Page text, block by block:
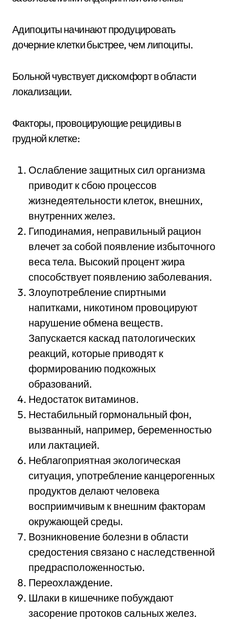
Адипоциты начинают продуцировать
дочерние клетки быстрее, чем липоциты.
Больной чувствует дискомфорт в области
локализации.
Факторы, провоцирующие рецидивы в
грудной клетке:
Ослабление защитных сил организма
приводит к сбою процессов
жизнедеятельности клеток, внешних,
внутренних желез.
Гиподинамия, неправильный рацион
влечет за собой появление избыточного
веса тела. Высокий процент жира
способствует появлению заболевания.
Злоупотребление спиртными
напитками, никотином провоцируют
нарушение обмена веществ.
Запускается каскад патологических
реакций, которые приводят к
формированию подкожных
образований.
Недостаток витаминов.
Нестабильный гормональный фон,
вызванный, например, беременностью
или лактацией.
Неблагоприятная экологическая
ситуация, употребление канцерогенных
продуктов делают человека
восприимчивым к внешним факторам
окружающей среды.
Возникновение болезни в области
средостения связано с наследственной
предрасположенностью.
Переохлаждение.
Шлаки в кишечнике побуждают
засорение протоков сальных желез.